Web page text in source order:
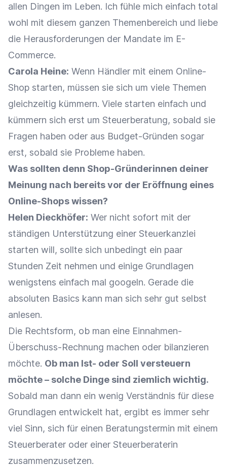
allen Dingen im Leben. Ich fühle mich einfach total
wohl mit diesem ganzen Themenbereich und liebe
die Herausforderungen der Mandate im E-
Commerce.
Carola Heine: Wenn Händler mit einem Online-
Shop starten, müssen sie sich um viele Themen
gleichzeitig kümmern. Viele starten einfach und
kümmern sich erst um Steuerberatung, sobald sie
Fragen haben oder aus Budget-Gründen sogar
erst, sobald sie Probleme haben.
Was sollten denn Shop-Gründerinnen deiner
Meinung nach bereits vor der Eröffnung eines
Online-Shops wissen?
Helen Dieckhöfer: Wer nicht sofort mit der
ständigen Unterstützung einer Steuerkanzlei
starten will, sollte sich unbedingt ein paar
Stunden Zeit nehmen und einige Grundlagen
wenigstens einfach mal googeln. Gerade die
absoluten Basics kann man sich sehr gut selbst
anlesen.
Die Rechtsform, ob man eine Einnahmen-
Überschuss-Rechnung machen oder bilanzieren
möchte. Ob man Ist- oder Soll versteuern
möchte – solche Dinge sind ziemlich wichtig.
Sobald man dann ein wenig Verständnis für diese
Grundlagen entwickelt hat, ergibt es immer sehr
viel Sinn, sich für einen Beratungstermin mit einem
Steuerberater oder einer Steuerberaterin
zusammenzusetzen.